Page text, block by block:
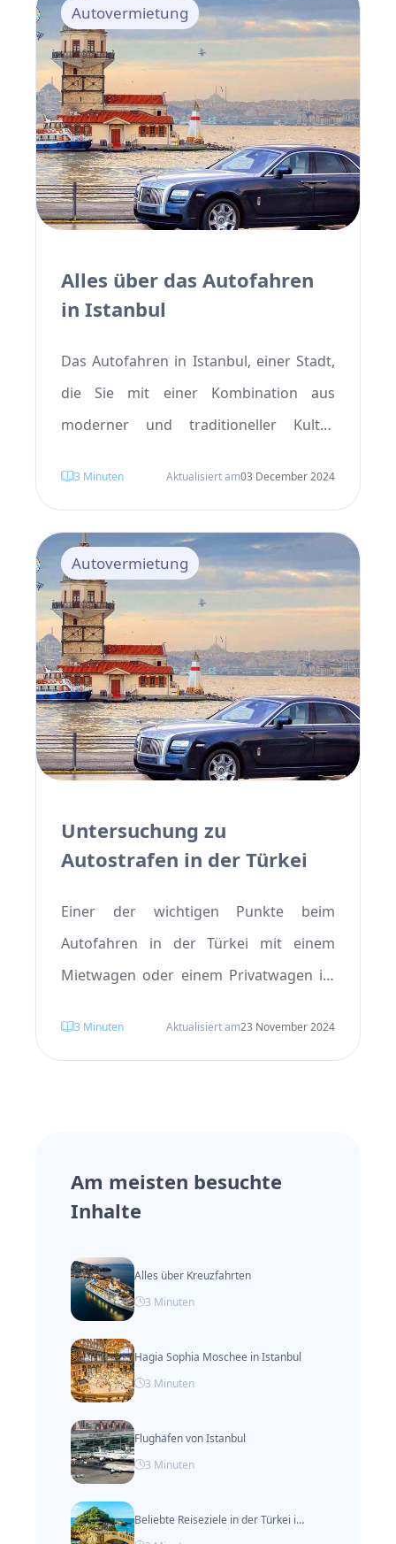
Türkei informiert zu sein. In diesem
Zusammenhang sind die Verkehrsregeln
zwar weitgehend in allen Ländern gleich,
jedoch ändern sich die Bußgeldbeträge
jährlich.
Alles über das Autofahren
in Istanbul
Das Autofahren in Istanbul, einer Stadt,
die Sie mit einer Kombination aus
moderner und traditioneller Kultur
planen und ein Auto in der Türkei mieten
möchten, ist es von großer Bedeutung,
umfassende Informationen über das
Autofahren in Istanbul zu erhalten.
Autovermietung
3 Minuten Aktualisiert am03 December 2024
Untersuchung zu
Autostrafen in der Türkei
Einer der wichtigen Punkte beim
Autofahren in der Türkei mit einem
Mietwagen oder einem Privatwagen ist
Autovermietung
3 Minuten Aktualisiert am23 November 2024
Am meisten besuchte
Inhalte
Alles über Kreuzfahrten
3 Minuten
Hagia Sophia Moschee in Istanbul
3 Minuten
Flughäfen von Istanbul
3 Minuten
Beliebte Reiseziele in der Türkei im Herbst